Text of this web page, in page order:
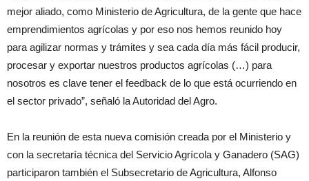
mejor aliado, como Ministerio de Agricultura, de la gente que hace
emprendimientos agrícolas y por eso nos hemos reunido hoy
para agilizar normas y trámites y sea cada día más fácil producir,
procesar y exportar nuestros productos agrícolas (…) para
nosotros es clave tener el feedback de lo que está ocurriendo en
el sector privado”, señaló la Autoridad del Agro.
En la reunión de esta nueva comisión creada por el Ministerio y
con la secretaría técnica del Servicio Agrícola y Ganadero (SAG)
participaron también el Subsecretario de Agricultura, Alfonso